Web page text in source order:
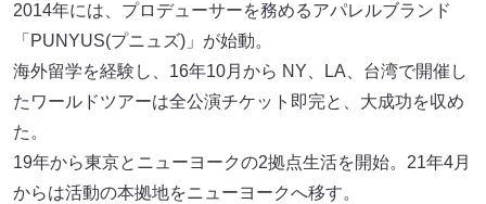
2014年には、プロデューサーを務めるアパレルブランド
「PUNYUS(プニュズ)」が始動。
海外留学を経験し、16年10⽉から NY、LA、台湾で開催し
たワールドツアーは全公演チケット即完と、⼤成功を収め
た。
19年から東京とニューヨークの2拠点⽣活を開始。21年4⽉
からは活動の本拠地をニューヨークへ移す。